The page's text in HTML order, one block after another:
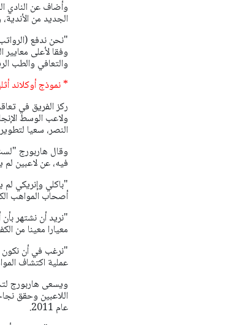
وأضاف عن النادي
الجديد من
"نحن ندفع
وفقا لأعلى
والتعافي والطب
* نموذج أوكلاند
ركز الفريق في
ولاعب الوسط
النصر، سعيا
وقال هاربورج
فيه، عن لاعبين لم
"باكلي وإنريكي لم
أصحاب المواهب
"نريد أن نشتهر
معيارا معينا من
"نرغب في أن نكون
عملية اكتشاف
ويسعى هاربورج
اللاعبين وحقق
عام 2011.